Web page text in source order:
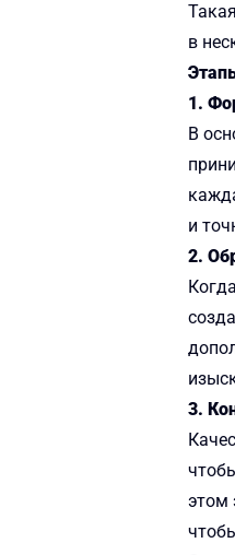
в
1.
В
и
2.
3.
этом